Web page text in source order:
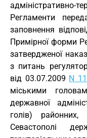
адміністративно-
Регламенти
заповнення
Примірної форми
затвердженої
з питань
від 03.07.2009 N
міськими
державної
голів)
Севастополі